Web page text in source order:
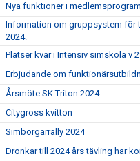
Nya funktioner i
Information om gruppsystem för
2024.
Platser kvar i Intensiv simskola v
Erbjudande om
Årsmöte SK Triton 2024
Citygross kvitton
Simborgarrally 2024
Dronkar till 2024 års tävling har